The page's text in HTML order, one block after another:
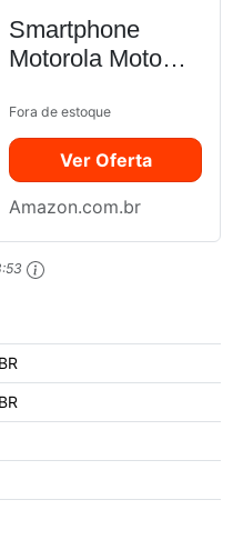
Smartphone
Motorola Moto
Grafite, RAM
8GB, Câmera
Dupla 50MP +
8MP, Selfie 16MP
Edição Especial
Fora de estoque
Ver Oferta
Amazon.com.br